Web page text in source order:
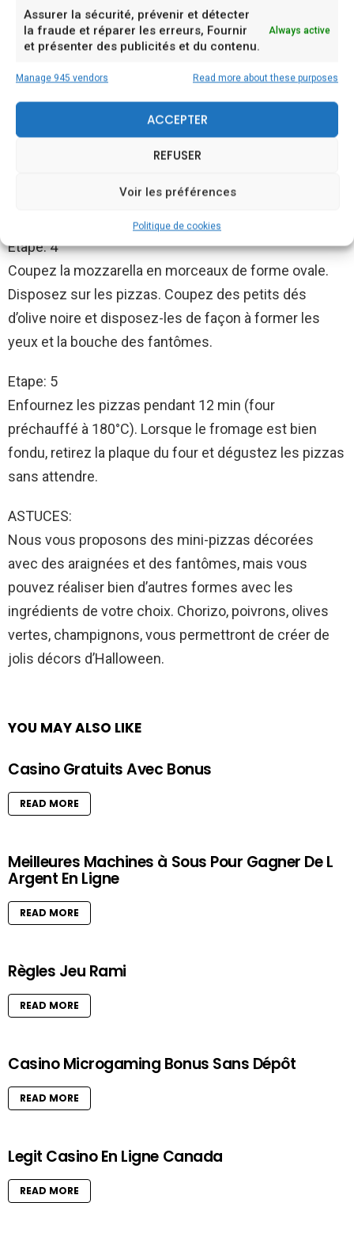
Assurer la sécurité, prévenir et détecter
la fraude et réparer les erreurs, Fournir
et présenter des publicités et du contenu.
Always active
Manage 945 vendors Read more about these purposes
ACCEPTER
REFUSER
Voir les préférences
Politique de cookies
pâte à pizza. Disposez-les sur une plaque.
Etape: 2
Recouvrez les disques de pâte avec la sauce
Etape: 3
Coupez le bout des olives noires. Puis coupez le
reste en fines lamelles. Disposez de façon à forme le
Etape: 4
Coupez la mozzarella en morceaux de forme ovale.
Disposez sur les pizzas. Coupez des petits dés
d’olive noire et disposez-les de façon à former les
yeux et la bouche des fantômes.
Etape: 5
Enfournez les pizzas pendant 12 min (four
préchauffé à 180°C). Lorsque le fromage est bien
fondu, retirez la plaque du four et dégustez les pizzas
sans attendre.
ASTUCES:
Nous vous proposons des mini-pizzas décorées
avec des araignées et des fantômes, mais vous
pouvez réaliser bien d’autres formes avec les
ingrédients de votre choix. Chorizo, poivrons, olives
vertes, champignons, vous permettront de créer de
jolis décors d’Halloween.
YOU MAY ALSO LIKE
Casino Gratuits Avec Bonus
READ MORE
Meilleures Machines à Sous Pour Gagner De L
Argent En Ligne
READ MORE
Règles Jeu Rami
READ MORE
Casino Microgaming Bonus Sans Dépôt
READ MORE
Legit Casino En Ligne Canada
READ MORE